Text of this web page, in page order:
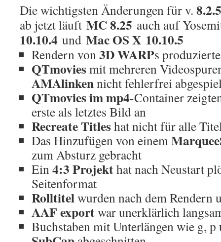
Die wichtigsten Änderungen für v. 8.2.5
ab jetzt läuft MC 8.25 auch auf
10.10.4 und Mac OS X 10.10.5
Rendern von3D WARPs
QTmoviesmit mehreren
AMAlinkennicht fehlerfrei
QTmovies im mp4-Container
erste als letztes Bild an
Recreate Titleshat nicht für alle
Das Hinzufügen von einem
zum Absturz gebracht
Ein4:3 Projekthat nach Neustart
Seitenformat
Rolltitelwurden nach dem Rendern
AAF exportwar unerklärlich
Buchstaben mit Unterlängen wie g,